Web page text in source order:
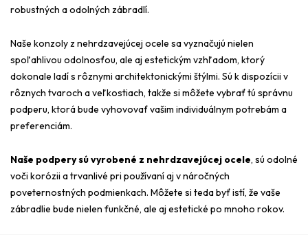
robustných a odolných zábradlí.
Naše konzoly z nehrdzavejúcej ocele sa vyznačujú nielen
spoľahlivou odolnosťou, ale aj estetickým vzhľadom, ktorý
dokonale ladí s rôznymi architektonickými štýlmi. Sú k dispozícii v
rôznych tvaroch a veľkostiach, takže si môžete vybrať tú správnu
podperu, ktorá bude vyhovovať vašim individuálnym potrebám a
preferenciám.
Naše podpery sú vyrobené z nehrdzavejúcej ocele, sú odolné
voči korózii a trvanlivé pri používaní aj v náročných
poveternostných podmienkach. Môžete si teda byť istí, že vaše
zábradlie bude nielen funkčné, ale aj estetické po mnoho rokov.